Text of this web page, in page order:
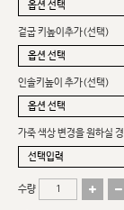
겉굽 키높이추가(선택)
인솔키높이 추가(선택)
가죽 색상 변경을 원하실
수량